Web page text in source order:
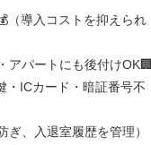
（導入コストを抑えられ
アパートにも後付けOK🏢
・ICカード・暗証番号不
、入退室履歴を管理）